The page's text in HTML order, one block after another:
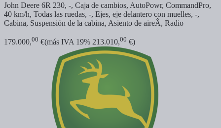
John Deere 6R 230, -, Caja de cambios, AutoPowr, CommandPro,
40 km/h, Todas las ruedas, -, Ejes, eje delantero con muelles, -,
Cabina, Suspensión de la cabina, Asiento de aireÂ, Radio
179.000,00 €(más IVA 19% 213.010,00 €)